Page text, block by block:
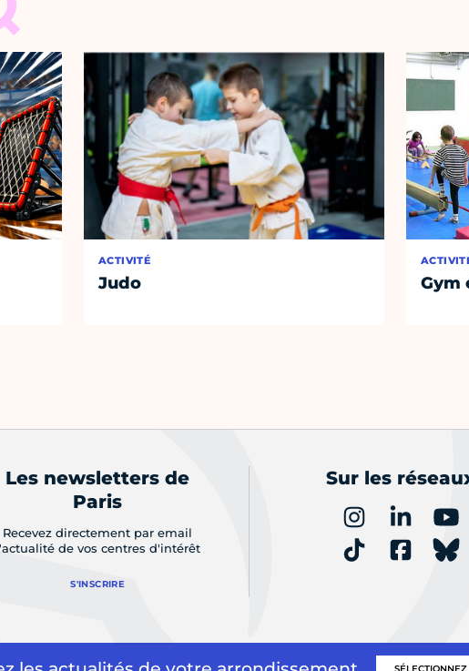
ACTIVITÉ
Judo Gym
Les newsletters de
Paris
Recevez directement par email
de vos centres d'intérêt
S'INSCRIRE
Sur les